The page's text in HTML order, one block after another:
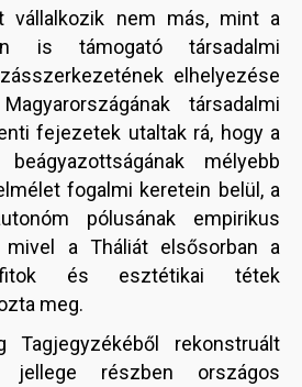
vállalkozik nem más, mint a
is támogató társadalmi
elhelyezése
társadalmi
fejezetek utaltak rá, hogy a
mélyebb
fogalmi keretein belül, a
pólusának empirikus
mivel a Tháliát elsősorban a
és esztétikai tétek
meg.
Tagjegyzékéből rekonstruált
jellege részben országos